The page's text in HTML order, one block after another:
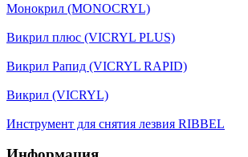
Монокрил (MONOCRYL)
Викрил плюс (VICRYL PLUS)
Викрил Рапид (VICRYL RAPID)
Викрил (VICRYL)
Инструмент для снятия лезвия RIBBEL